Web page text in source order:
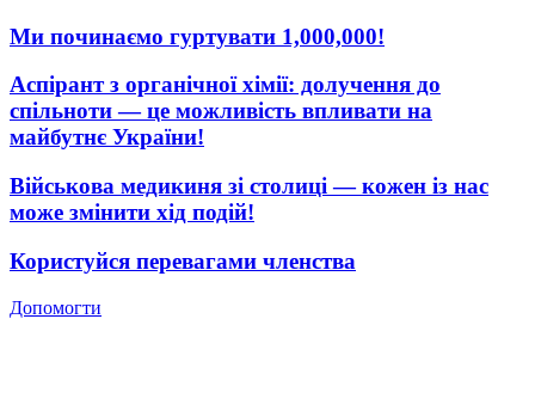
Ми починаємо гуртувати 1,000,000!
Аспірант з органічної хімії: долучення до
спільноти — це можливість впливати на
майбутнє України!
Військова медикиня зі столиці — кожен із нас
може змінити хід подій!
Користуйся перевагами членства
Допомогти